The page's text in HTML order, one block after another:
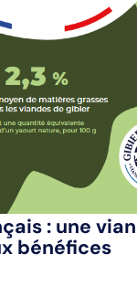
: une
bénéfices